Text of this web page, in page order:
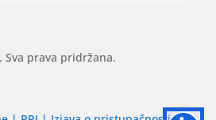
prava pridržana.